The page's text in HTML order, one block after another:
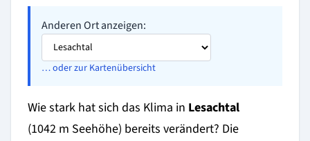
Anderen Ort anzeigen:
… oder zur Kartenübersicht
Wie stark hat sich das Klima in Lesachtal
(1042 m Seehöhe) bereits verändert? Die